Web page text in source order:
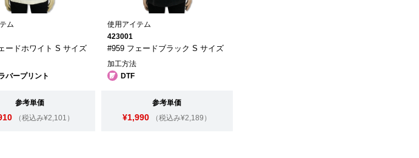
ム
ードホワイト S サイズ
バープリント
参考単価
（税込み¥2,101）
使用アイテム
423001
#959 フェードブラック S サイズ
加工方法
DTF
参考単価
¥1,990 （税込み¥2,189）